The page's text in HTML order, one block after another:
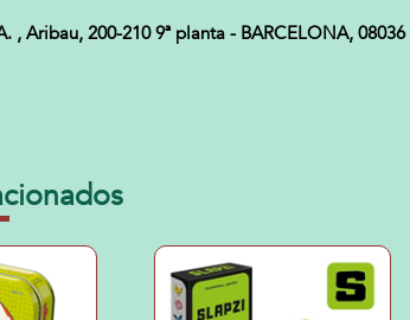
, Aribau, 200-210 9ª planta - BARCELONA,